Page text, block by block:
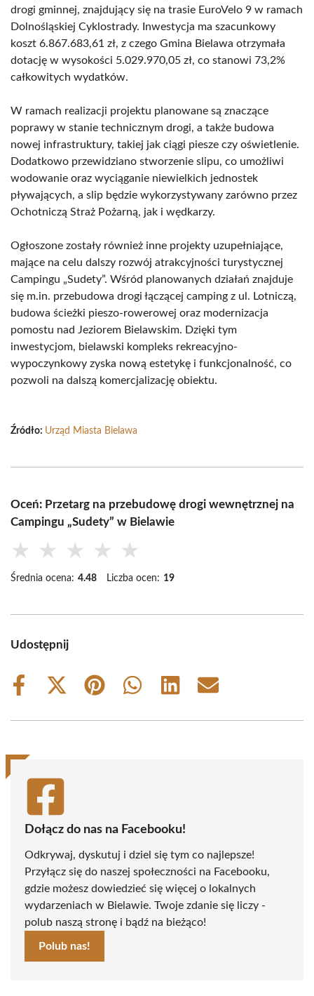
drogi gminnej, znajdujący się na trasie EuroVelo 9 w ramach
Dolnośląskiej Cyklostrady. Inwestycja ma szacunkowy
koszt 6.867.683,61 zł, z czego Gmina Bielawa otrzymała
dotację w wysokości 5.029.970,05 zł, co stanowi 73,2%
całkowitych wydatków.
W ramach realizacji projektu planowane są znaczące
poprawy w stanie technicznym drogi, a także budowa
nowej infrastruktury, takiej jak ciągi piesze czy oświetlenie.
Dodatkowo przewidziano stworzenie slipu, co umożliwi
wodowanie oraz wyciąganie niewielkich jednostek
pływających, a slip będzie wykorzystywany zarówno przez
Ochotniczą Straż Pożarną, jak i wędkarzy.
Ogłoszone zostały również inne projekty uzupełniające,
mające na celu dalszy rozwój atrakcyjności turystycznej
Campingu „Sudety”. Wśród planowanych działań znajduje
się m.in. przebudowa drogi łączącej camping z ul. Lotniczą,
budowa ścieżki pieszo-rowerowej oraz modernizacja
pomostu nad Jeziorem Bielawskim. Dzięki tym
inwestycjom, bielawski kompleks rekreacyjno-
wypoczynkowy zyska nową estetykę i funkcjonalność, co
pozwoli na dalszą komercjalizację obiektu.
Źródło: Urząd Miasta Bielawa
Oceń: Przetarg na przebudowę drogi wewnętrznej na
Campingu „Sudety” w Bielawie
★ ★ ★ ★ ★
Średnia ocena: 4.48 Liczba ocen: 19
Udostępnij
Share
Share
(Twitter)
Share
Share
Share
Share
Dołącz do nas na Facebooku!
Odkrywaj, dyskutuj i dziel się tym co najlepsze!
Przyłącz się do naszej społeczności na Facebooku,
gdzie możesz dowiedzieć się więcej o lokalnych
wydarzeniach w Bielawie. Twoje zdanie się liczy -
polub naszą stronę i bądź na bieżąco!
Polub nas!